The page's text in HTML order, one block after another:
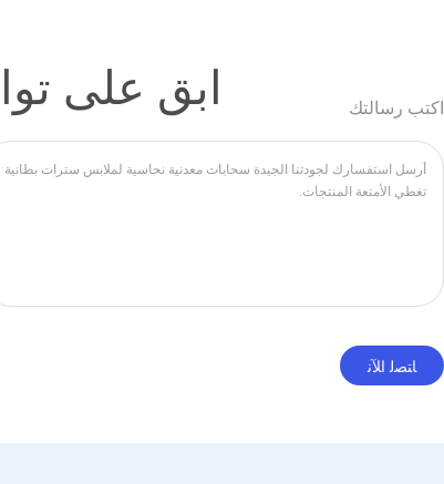
ابق على اكتب رسالتك